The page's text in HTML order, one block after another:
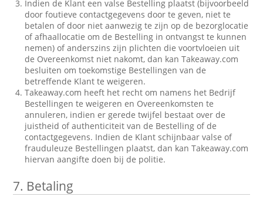
Indien de Klant een valse Bestelling plaatst (bijvoorbeeld
door foutieve contactgegevens door te geven, niet te
betalen of door niet aanwezig te zijn op de bezorglocatie
of afhaallocatie om de Bestelling in ontvangst te kunnen
nemen) of anderszins zijn plichten die voortvloeien uit
de Overeenkomst niet nakomt, dan kan Takeaway.com
besluiten om toekomstige Bestellingen van de
betreffende Klant te weigeren.
Takeaway.com heeft het recht om namens het Bedrijf
Bestellingen te weigeren en Overeenkomsten te
annuleren, indien er gerede twijfel bestaat over de
juistheid of authenticiteit van de Bestelling of de
contactgegevens. Indien de Klant schijnbaar valse of
frauduleuze Bestellingen plaatst, dan kan Takeaway.com
hiervan aangifte doen bij de politie.
7. Betaling